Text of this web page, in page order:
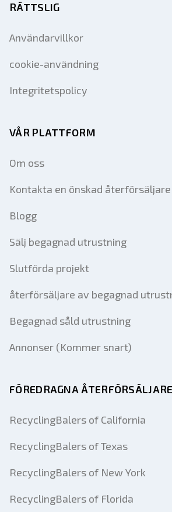
RÄTTSLIG
Användarvillkor
cookie-användning
Integritetspolicy
VÅR PLATTFORM
Om oss
Kontakta en önskad återförsäljare
Blogg
Sälj begagnad utrustning
Slutförda projekt
återförsäljare av begagnad
Begagnad såld utrustning
Annonser (Kommer snart)
FÖREDRAGNA ÅTERFÖRSÄLJARE
RecyclingBalers of California
RecyclingBalers of Texas
RecyclingBalers of New York
RecyclingBalers of Florida